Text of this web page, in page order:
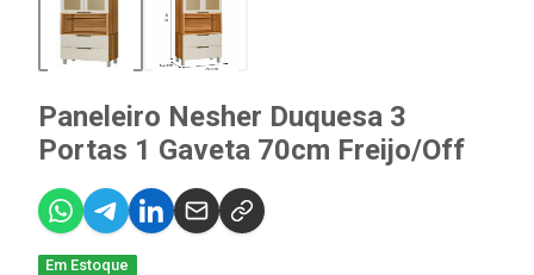
Paneleiro Nesher Duquesa 3
Portas 1 Gaveta 70cm Freijo/Off
Em Estoque